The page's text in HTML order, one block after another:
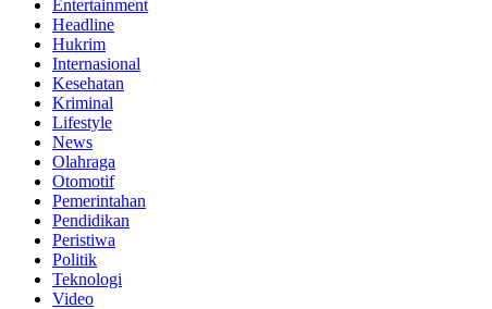
Entertainment
Headline
Hukrim
Internasional
Kesehatan
Kriminal
Lifestyle
News
Olahraga
Otomotif
Pemerintahan
Pendidikan
Peristiwa
Politik
Teknologi
Video